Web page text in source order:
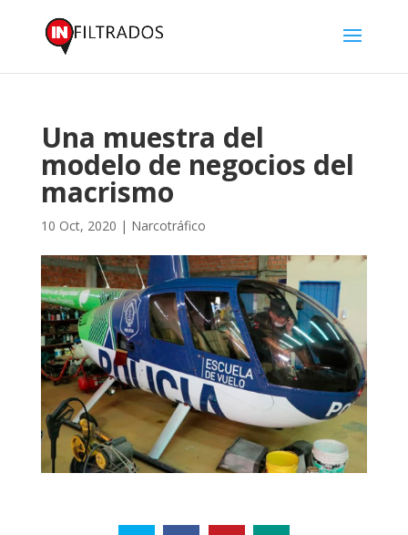
Una muestra del
modelo de negocios del
macrismo
10 Oct, 2020 | Narcotráfico